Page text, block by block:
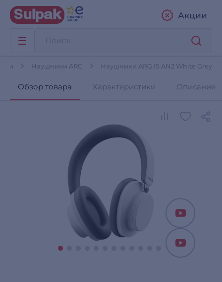
Акции
Наушники ARG Наушники ARG IS AN2 White Grey
Обзор товара Характеристики Описание